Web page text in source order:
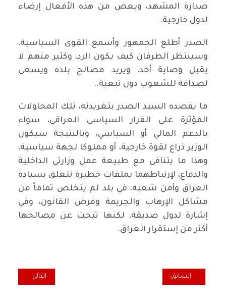
صدارة المشهد، وبعض من هذه الأفعال إرضاء
لدول خارجية.
الصدر أطلع الجمهور وأسمع القوى السياسية،
وسينتظر الطرفان كيف يكون الرد، وكثير منهم لا
يقبل وصاية أحد، ويريد مصالح بلده ويسعى
لصداقة للشعوب دون تبعية..
ما يقصده السيد الصدر بتغريدته، تلك المحاولات
المؤثرة على القرار السياسي العراقي، سواء
بالدعم المالي أو السياسي، وبالنتيجة سيكون
الوزير ذراع لقوة خارجية، أو مملوكا لجهة سياسية،
وهذا ما يتنافى مع طبيعة عمل وزارتي الداخلية
والدفاع، لإرتباطهما بملفات خطيرة تتعلق بسيادة
العراق وأمن شعبه، في بلد لم يتخلص تماماً من
مشاكل الإرهاب والجريمة وفرض القانون، وفي
إشارة لدول صديقة، لكنها تبحث عن مصالحها
أكثر من إستقرار العراق.
المقال السابق: "الدكة العشائرية" بين الأرهاب وإعادة انتاج العشيرة ـ
السابق المقال التالي:
التالي